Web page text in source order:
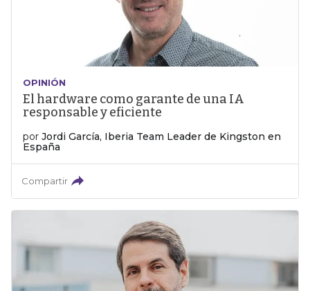
OPINIÓN
El hardware como garante de una IA
responsable y eficiente
por Jordi García, Iberia Team Leader de Kingston en
España
Compartir